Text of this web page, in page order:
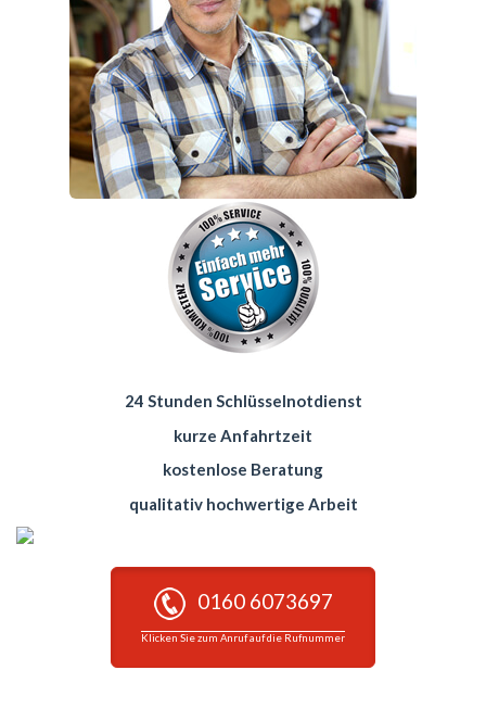
24 Stunden Schlüsselnotdienst
kurze Anfahrtzeit
kostenlose Beratung
qualitativ hochwertige Arbeit
0160 6073697
Klicken Sie zum Anruf auf die Rufnummer